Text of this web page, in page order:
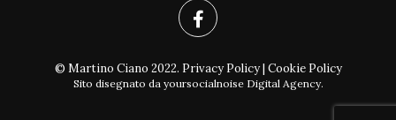
© Martino Ciano 2022. Privacy Policy| Cookie Policy
Sito disegnato da yoursocialnoise Digital Agency.